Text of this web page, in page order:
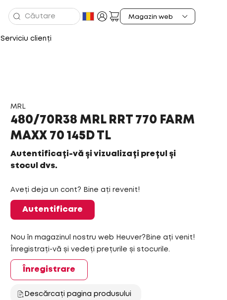
Serviciu clienți
MRL
480/70R38 MRL RRT 770 FARM
MAXX 70 145D TL
Autentificați-vă și vizualizați prețul și
stocul dvs.
Aveți deja un cont? Bine ați revenit!
Autentificare
Nou în magazinul nostru web Heuver?Bine ați venit!
Înregistrați-vă și vedeți prețurile și stocurile.
Înregistrare
Descărcați pagina produsului